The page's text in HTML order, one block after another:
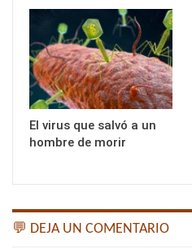
El virus que salvó a un
hombre de morir
💬 DEJA UN COMENTARIO